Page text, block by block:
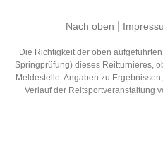
Nach oben
Die Richtigkeit der oben
Springprüfung) dieses Reitturnieres,
Meldestelle. Angaben zu
Verlauf der Reitsportveranstaltung